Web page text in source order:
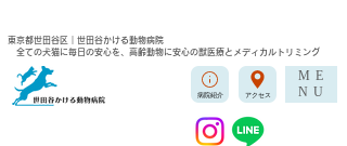
東京都世田谷区｜世田谷かける動物病院
全ての犬猫に毎日の安心を、高齢動物に安心の獣医療とメディカルトリミング
ME
NU
アクセス
病院紹介